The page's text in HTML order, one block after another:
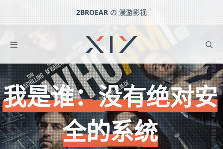
2BROEAR の 漫游影视
我是谁：没有绝对安全的系统
下一篇：啪嗒啪嗒
我是谁：没有绝对安
全的系统